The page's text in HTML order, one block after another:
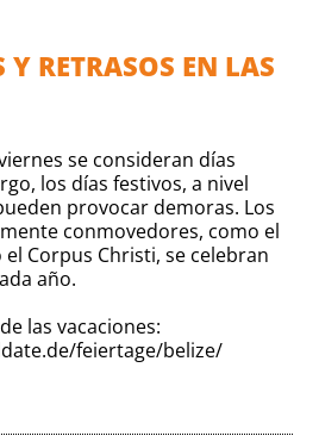
Y RETRASOS EN LAS
se consideran días
los días festivos, a nivel
provocar demoras. Los
conmovedores, como el
el Corpus Christi, se celebran
año.
las vacaciones:
feiertage/belize/